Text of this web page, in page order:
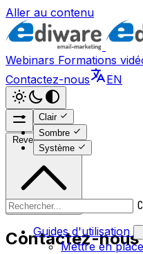
Aller au contenu
Webinars Formations
Contactez-nous
EN
Clair
Sombre
Système
Guides d'utilisation
Mettre en
Revenir en haut
Contactez-nous